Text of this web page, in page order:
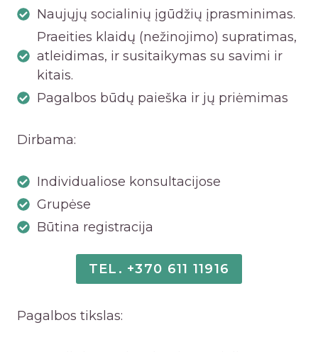
Naujųjų socialinių įgūdžių įprasminimas.
Praeities klaidų (nežinojimo) supratimas,
atleidimas, ir susitaikymas su savimi ir
kitais.
Pagalbos būdų paieška ir jų priėmimas
Dirbama:
Individualiose konsultacijose
Grupėse
Būtina registracija
TEL. +370 611 11916
Pagalbos tikslas: